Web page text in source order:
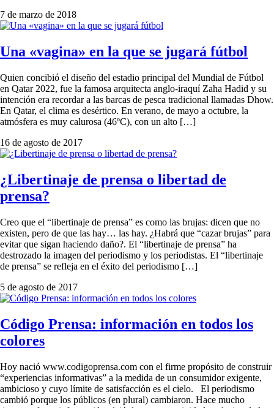
7 de marzo de 2018
Una «vagina» en la que se jugará fútbol
Quien concibió el diseño del estadio principal del Mundial de Fútbol
en Qatar 2022, fue la famosa arquitecta anglo-iraquí Zaha Hadid y su
intención era recordar a las barcas de pesca tradicional llamadas Dhow.
En Qatar, el clima es desértico. En verano, de mayo a octubre, la
atmósfera es muy calurosa (46ºC), con un alto […]
16 de agosto de 2017
¿Libertinaje de prensa o libertad de
prensa?
Creo que el “libertinaje de prensa” es como las brujas: dicen que no
existen, pero de que las hay… las hay. ¿Habrá que “cazar brujas” para
evitar que sigan haciendo daño?. El “libertinaje de prensa” ha
destrozado la imagen del periodismo y los periodistas. El “libertinaje
de prensa” se refleja en el éxito del periodismo […]
5 de agosto de 2017
Código Prensa: información en todos los
colores
Hoy nació www.codigoprensa.com con el firme propósito de construir
“experiencias informativas” a la medida de un consumidor exigente,
ambicioso y cuyo límite de satisfacción es el cielo. El periodismo
cambió porque los públicos (en plural) cambiaron. Hace mucho